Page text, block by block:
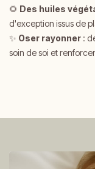
🌻 Des huiles
d'exception issus de
✨ Oser rayonner :
soin de soi et